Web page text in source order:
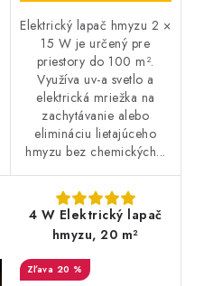
Elektrický lapač hmyzu 2 ×
15 W je určený pre
priestory do 100 m².
Využíva uv-a svetlo a
elektrická mriežka na
zachytávanie alebo
elimináciu lietajúceho
hmyzu bez chemických...
4 W Elektrický lapač
hmyzu, 20 m²
20 %